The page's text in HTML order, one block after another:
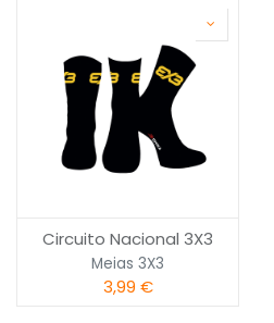
Circuito Nacional 3X3
Meias 3X3
3,99 €